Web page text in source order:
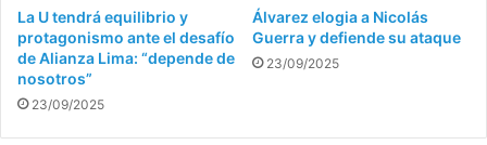
La U tendrá equilibrio y
protagonismo ante el desafío
de Alianza Lima: “depende de
nosotros”
23/09/2025
Álvarez elogia a Nicolás
Guerra y defiende su ataque
23/09/2025